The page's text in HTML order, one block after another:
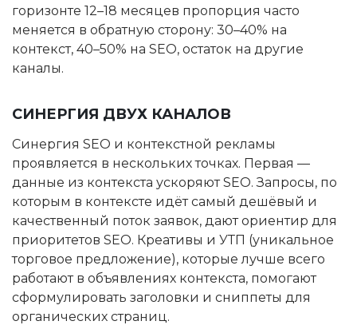
горизонте 12–18 месяцев пропорция часто
меняется в обратную сторону: 30–40% на
контекст, 40–50% на SEO, остаток на другие
каналы.
СИНЕРГИЯ ДВУХ КАНАЛОВ
Синергия SEO и контекстной рекламы
проявляется в нескольких точках. Первая —
данные из контекста ускоряют SEO. Запросы, по
которым в контексте идёт самый дешёвый и
качественный поток заявок, дают ориентир для
приоритетов SEO. Креативы и УТП (уникальное
торговое предложение), которые лучше всего
работают в объявлениях контекста, помогают
сформулировать заголовки и сниппеты для
органических страниц.